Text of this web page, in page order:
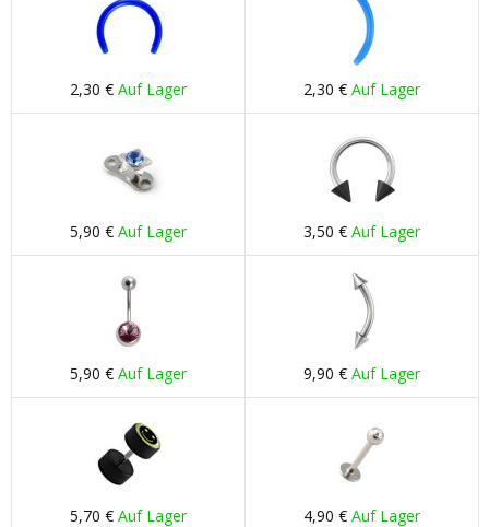
2,30 € Auf Lager 2,30 € Auf Lager
5,90 € Auf Lager 3,50 € Auf Lager
5,90 € Auf Lager 9,90 € Auf Lager
5,70 € Auf Lager 4,90 € Auf Lager